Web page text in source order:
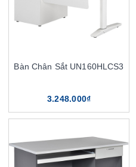
Bàn Chân Sắt UN160HLCS3
3.248.000₫